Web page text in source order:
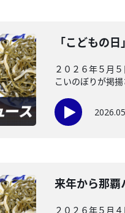
「こどもの
２０２６年５月
こいのぼりが掲
来年から那覇
２０２６年５月